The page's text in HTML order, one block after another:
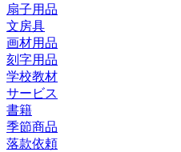
扇子用品
文房具
画材用品
刻字用品
学校教材
サービス
書籍
季節商品
落款依頼